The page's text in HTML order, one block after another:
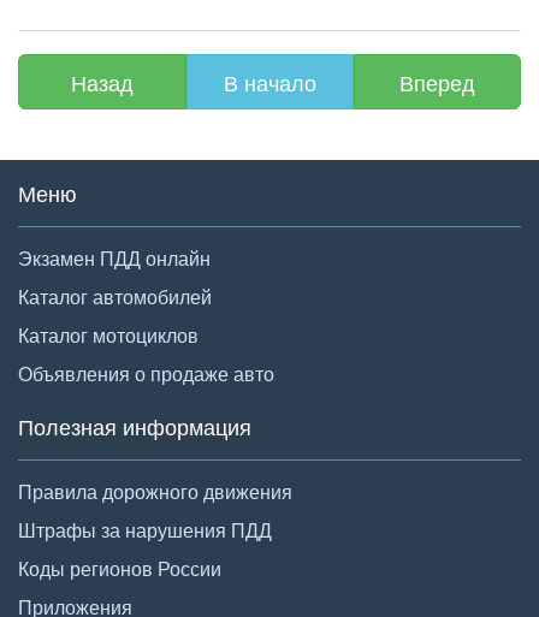
Назад В начало Вперед
Меню
Экзамен ПДД онлайн
Каталог автомобилей
Каталог мотоциклов
Объявления о продаже авто
Полезная информация
Правила дорожного движения
Штрафы за нарушения ПДД
Коды регионов России
Приложения